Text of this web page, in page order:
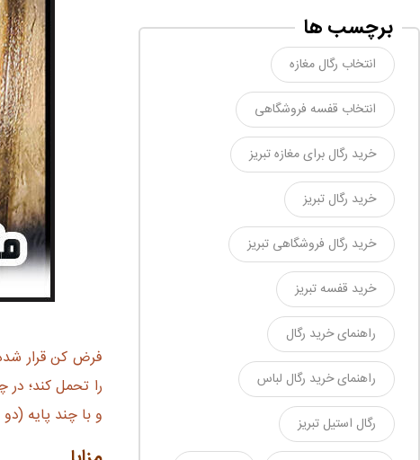
برچسب ها
انتخاب رگال مغازه
انتخاب قفسه فروشگاهی
خرید رگال برای مغازه تبریز
خرید رگال تبریز
خرید رگال فروشگاهی تبریز
خرید قفسه تبریز
راهنمای خرید رگال
راهنمای خرید رگال لباس
رگال استیل تبریز
فرض کن قرار
و با چند پایه‌ (دو یا